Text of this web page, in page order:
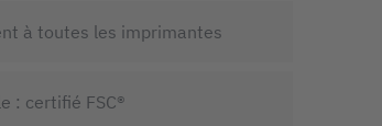
à toutes les imprimantes
: certifié FSC®